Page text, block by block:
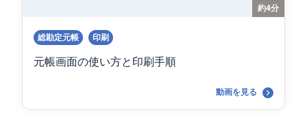
約4分
総勘定元帳 印刷
元帳画面の使い方と印刷手順
動画を見る